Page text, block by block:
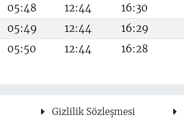
05:48 12:44 16:30
05:49 12:44 16:29
05:50 12:44 16:28
Gizlilik Sözleşmesi